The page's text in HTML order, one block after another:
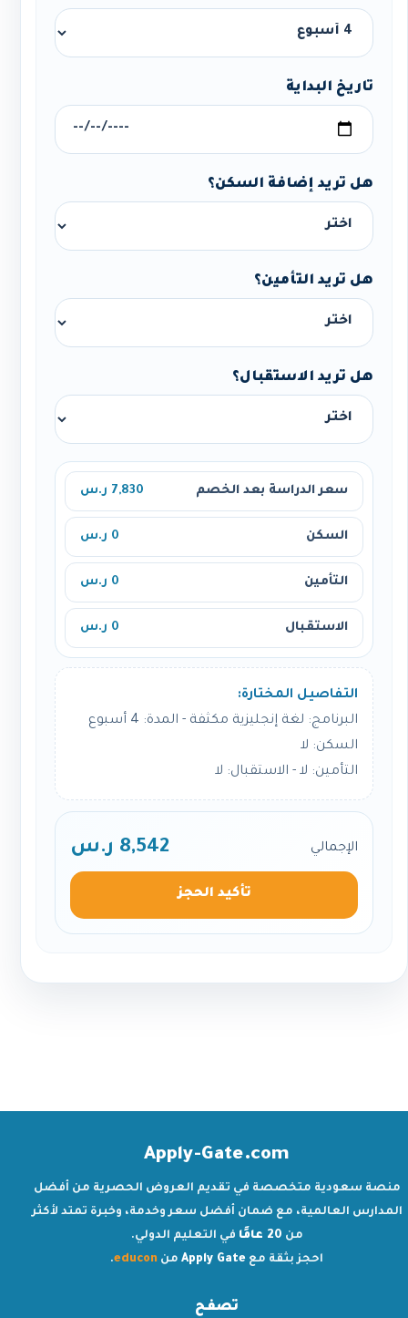
تاريخ البداية
هل تريد إضافة السكن؟
هل تريد التأمين؟
هل تريد الاستقبال؟
سعر الدراسة بعد الخصم 7,830 ر.س
السكن 0 ر.س
التأمين 0 ر.س
الاستقبال 0 ر.س
التفاصيل المختارة:
البرنامج: لغة إنجليزية مكثفة - المدة: 4 أسبوع
السكن: لا
التأمين: لا - الاستقبال: لا
الإجمالي 8,542 ر.س
تأكيد الحجز
Apply-Gate.com
منصة سعودية متخصصة في تقديم العروض الحصرية من أفضل
المدارس العالمية، مع ضمان أفضل سعر وخدمة، وخبرة تمتد لأكثر
من 20 عامًا
في التعليم الدولي.
احجز بثقة مع Apply Gate من educon
.
تصفح